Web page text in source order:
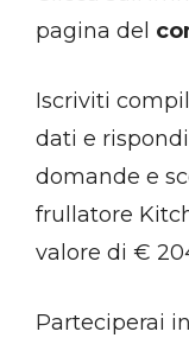
pagina del
Iscriviti
dati e
domande e
frullatore
valore di €
Parteciperai